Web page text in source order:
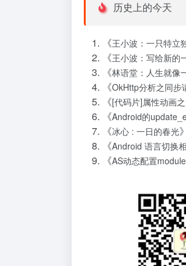
历史上的今天
《王小波：一只特立
《王小波：写给新的
《林语堂：人生就像
《OkHttp分析之同步
《[代码片]属性动画
《Android的
《冰心 : 一日的春光》
《Android 语言切换
《AS动态配置